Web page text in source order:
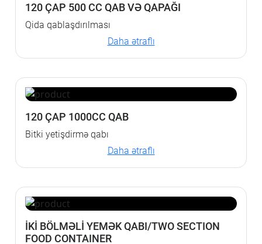
120 ÇAP 500 CC QAB VƏ QAPAĞI
Qida qablaşdırılması
Daha ətraflı
120 ÇAP 1000CC QAB
Bitki yetişdirmə qabı
Daha ətraflı
İKİ BÖLMƏLİ YEMƏK QABI/TWO SECTION
FOOD CONTAINER